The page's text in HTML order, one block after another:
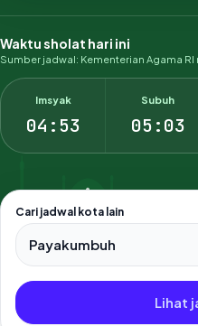
Waktu sholat hari ini
Sumber jadwal: Kementerian Agama RI
Imsyak
04:53
Subuh
05:03
Cari jadwal kota lain
Pilih salah satu dari 500+
Lihat